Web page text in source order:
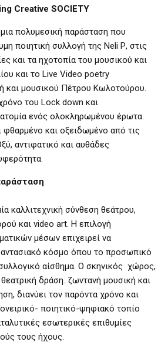
Creative SOCIETY
μια πολυμεσική παράσταση που
ποιητική συλλογή της Neli P, στις
και τα ηχοτοπία του μουσικού και
και το Live Video poetry
και μουσικού Πέτρου Κωλοτούρου.
του Lock down και
ενός ολοκληρωμένου έρωτα.
και οξειδωμένο από τις
αντιφατικό και αυθάδες
καλλιτεχνική σύνθεση θεάτρου,
και video art. Η επιλογή
μέσων επιχειρεί να
κόσμο όπου το προσωπικό
αίσθημα. Ο σκηνικός χώρος,
δράση. ζωντανή μουσική και
διανύει τον παρόντα χρόνο και
ποιητικό-ψηφιακό τοπίο
εσωτερικές επιθυμίες
τους ήχους.